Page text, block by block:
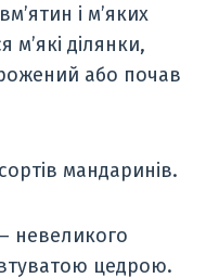
і м’яких
ділянки,
або почав
мандаринів.
невеликого
цедрою.